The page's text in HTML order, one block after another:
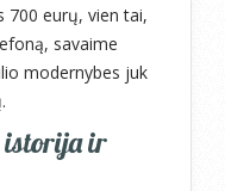
700 eurų, vien tai,
savaime
modernybes juk
istorija ir